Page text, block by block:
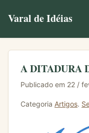
Varal de Idéias
A DITADURA
Publicado em 22 /
Categoria Artigos.